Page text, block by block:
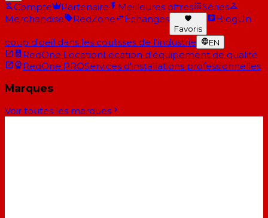
Compte Partenaire Meilleures offres
Séries
Merchandise
RedZone Échanges
Favoris
BlogUn
coup d'oeil dans les coulisses de l'industrie EN
RedOne LocationLocation d'équipement de qualité
RedOne PROServices d'installations professionnelles
Marques
Voir toutes les marques